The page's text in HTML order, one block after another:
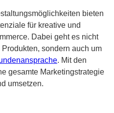
bieten
für kreative und
Dabei geht es nicht
sondern auch um
. Mit den
gesamte Marketingstrategie
umsetzen.